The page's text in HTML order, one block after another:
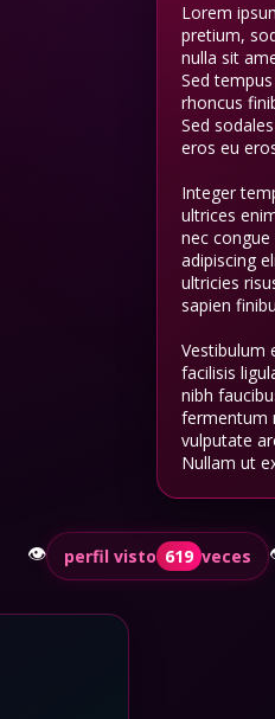
Lorem
pretium,
nulla sit
Sed
rhoncus
Sed
eros eu
Integer
ultrices
nec
adipiscing
ultricies
sapien
Vestibulum
facilisis
nibh
fermentum
vulputate
Nullam ut
👁️ perfil visto 619 veces